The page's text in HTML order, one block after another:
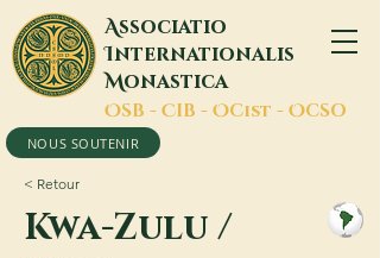
Associatio
Internationalis
Monastica
OSB - CIB - OCist - OCSO
NOUS SOUTENIR
< Retour
Kwa-Zulu /